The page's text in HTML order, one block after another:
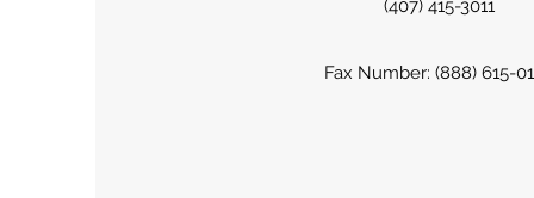
(407) 415-3011
Fax Number: (888) 615-